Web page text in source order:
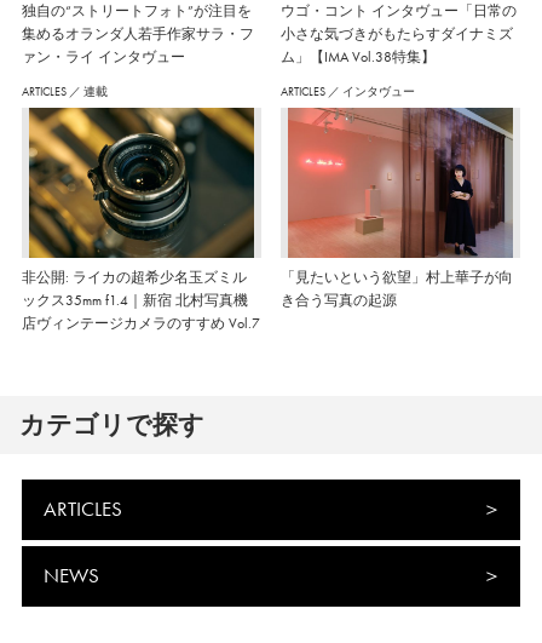
独自の“ストリートフォト”が注目を
集めるオランダ人若手作家サラ・フ
ァン・ライ インタヴュー
ウゴ・コント インタヴュー「日常の
小さな気づきがもたらすダイナミズ
ム」【IMA Vol.38特集】
ARTICLES ／ 連載
非公開: ライカの超希少名玉ズミル
ックス35mm f1.4｜新宿 北村写真機
店ヴィンテージカメラのすすめ Vol.7
ARTICLES ／ インタヴュー
「見たいという欲望」村上華子が向
き合う写真の起源
カテゴリで探す
ARTICLES
NEWS